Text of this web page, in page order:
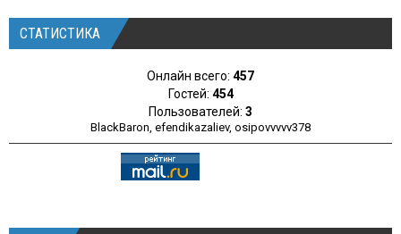
СТАТИСТИКА
Онлайн всего: 457
Гостей: 454
Пользователей: 3
BlackBaron, efendikazaliev, osipovvvvv378